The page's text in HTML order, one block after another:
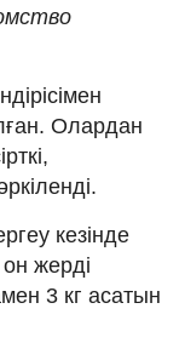
Олардан
кезінде
жерді
3 кг асатын